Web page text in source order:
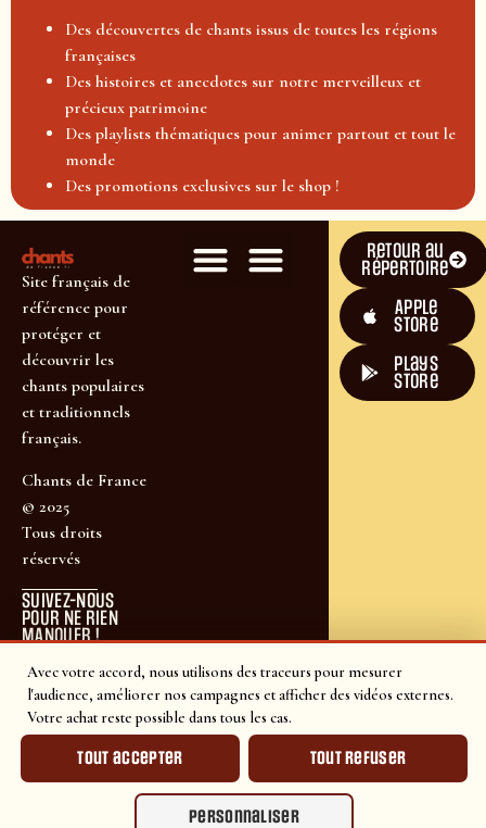
Avec votre accord, nous utilisons des traceurs pour mesurer
l'audience, améliorer nos campagnes et afficher des vidéos externes.
Votre achat reste possible dans tous les cas.
Tout accepter Tout refuser
Personnaliser
Des découvertes de chants issus de toutes les régions
françaises
Des histoires et anecdotes sur notre merveilleux et
précieux patrimoine
Des playlists thématiques pour animer partout et tout le
monde
Des promotions exclusives sur le shop !
Site français de
référence pour
protéger et
découvrir les
chants populaires
et traditionnels
français.
Chants de France
© 2025
Tous droits
réservés
SUIVEZ-NOUS
POUR NE RIEN
MANQUER !
Retour au
répertoire
Apple
Store
plays
store